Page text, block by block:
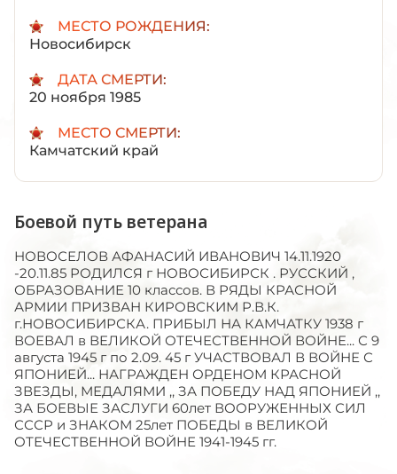
МЕСТО РОЖДЕНИЯ:
Новосибирск
ДАТА СМЕРТИ:
20 ноября 1985
МЕСТО СМЕРТИ:
Камчатский край
Боевой путь ветерана
НОВОСЕЛОВ АФАНАСИЙ ИВАНОВИЧ 14.11.1920
-20.11.85 РОДИЛСЯ г НОВОСИБИРСК . РУССКИЙ ,
ОБРАЗОВАНИЕ 10 классов. В РЯДЫ КРАСНОЙ
АРМИИ ПРИЗВАН КИРОВСКИМ Р.В.К.
г.НОВОСИБИРСКА. ПРИБЫЛ НА КАМЧАТКУ 1938 г
ВОЕВАЛ в ВЕЛИКОЙ ОТЕЧЕСТВЕННОЙ ВОЙНЕ... С 9
августа 1945 г по 2.09. 45 г УЧАСТВОВАЛ В ВОЙНЕ С
ЯПОНИЕЙ... НАГРАЖДЕН ОРДЕНОМ КРАСНОЙ
ЗВЕЗДЫ, МЕДАЛЯМИ ,, ЗА ПОБЕДУ НАД ЯПОНИЕЙ ,,
ЗА БОЕВЫЕ ЗАСЛУГИ 60лет ВООРУЖЕННЫХ СИЛ
СССР и ЗНАКОМ 25лет ПОБЕДЫ в ВЕЛИКОЙ
ОТЕЧЕСТВЕННОЙ ВОЙНЕ 1941-1945 гг.